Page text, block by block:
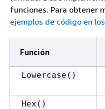
funciones. Para obtener
ejemplos de código en los
Función
Lowercase()
Hex()